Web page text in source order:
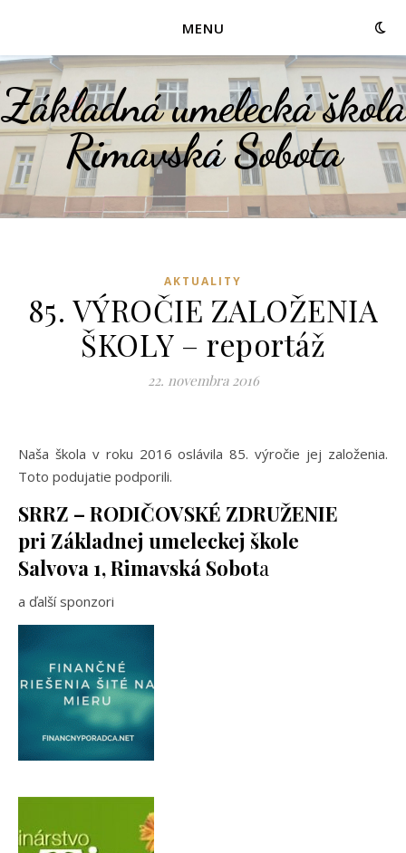
MENU
Základná umelecká škola
Rimavská Sobota
AKTUALITY
85. VÝROČIE ZALOŽENIA
ŠKOLY – reportáž
22. novembra 2016
Naša škola v roku 2016 oslávila 85. výročie jej založenia.
Toto podujatie podporili.
SRRZ – RODIČOVSKÉ ZDRUŽENIE
pri Základnej umeleckej škole
Salvova 1, Rimavská Sobota
a ďalší sponzori